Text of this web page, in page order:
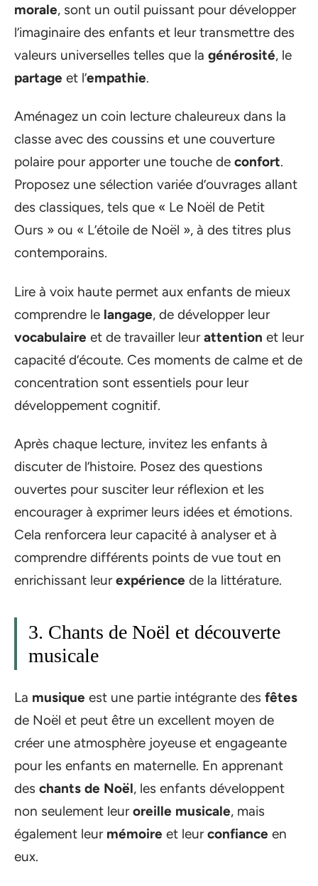
morale, sont un outil puissant pour développer
l’imaginaire des enfants et leur transmettre des
valeurs universelles telles que la générosité, le
partage et l’empathie.
Aménagez un coin lecture chaleureux dans la
classe avec des coussins et une couverture
polaire pour apporter une touche de confort.
Proposez une sélection variée d’ouvrages allant
des classiques, tels que « Le Noël de Petit
Ours » ou « L’étoile de Noël », à des titres plus
contemporains.
Lire à voix haute permet aux enfants de mieux
comprendre le langage, de développer leur
vocabulaire et de travailler leurattention et leur
capacité d’écoute. Ces moments de calme et de
concentration sont essentiels pour leur
développement cognitif.
Après chaque lecture, invitez les enfants à
discuter de l’histoire. Posez des questions
ouvertes pour susciter leur réflexion et les
encourager à exprimer leurs idées et émotions.
Cela renforcera leur capacité à analyser et à
comprendre différents points de vue tout en
enrichissant leurexpérience de la littérature.
3. Chants de Noël et découverte
musicale
La musique est une partie intégrante des fêtes
de Noël et peut être un excellent moyen de
créer une atmosphère joyeuse et engageante
pour les enfants en maternelle. En apprenant
des chants de Noël, les enfants développent
non seulement leuroreille musicale, mais
également leur mémoire et leurconfiance en
eux.